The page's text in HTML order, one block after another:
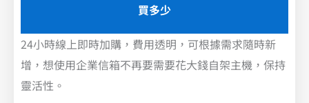
買多少
24小時線上即時加購，費用透明，可根據需求隨時新
增，想使用企業信箱不再要需要花大錢自架主機，保持
靈活性。